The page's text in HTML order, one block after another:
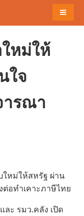
หม่ให้
ใจ
ารณา
ใหม่ให้สหรัฐ ผ่าน
ต่อทำเคาะภาษีไทย
ะ รมว.คลัง เปิด